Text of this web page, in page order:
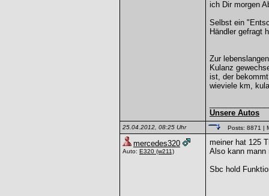
ich Dir morgen
Selbst ein
Händler gefragt
Zur
Kulanz
ist, der
wieviele km,
Unsere Autos
25.04.2012, 08:25 Uhr Posts: 8871 |
mercedes320
Auto: E320 (w211)
meiner hat 125
Also kann mann
Sbc hold